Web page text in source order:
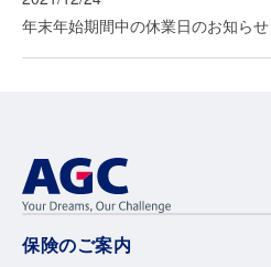
年末年始期間中の休業日のお知らせ
保険のご案内